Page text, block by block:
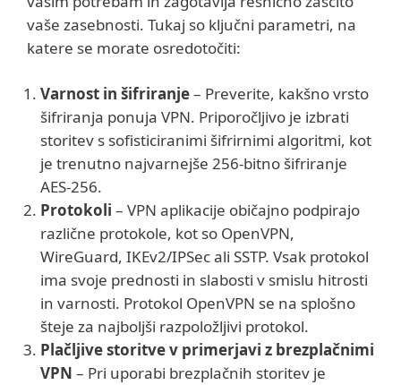
vaše zasebnosti. Tukaj so ključni parametri, na
katere se morate osredotočiti:
Varnost in šifriranje– Preverite, kakšno vrsto
šifriranja ponuja VPN. Priporočljivo je izbrati
storitev s sofisticiranimi šifrirnimi algoritmi, kot
je trenutno najvarnejše 256-bitno šifriranje
AES-256.
Protokoli – VPN aplikacije običajno podpirajo
različne protokole, kot so OpenVPN,
WireGuard, IKEv2/IPSec ali SSTP. Vsak protokol
ima svoje prednosti in slabosti v smislu hitrosti
in varnosti. Protokol OpenVPN se na splošno
šteje za najboljši razpoložljivi protokol.
Plačljive storitve v primerjavi z brezplačnimi
VPN – Pri uporabi brezplačnih storitev je